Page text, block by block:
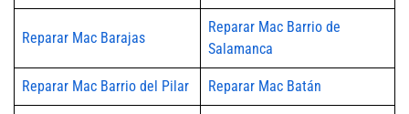
Reparar Mac Barajas
Reparar Mac Barrio de
Salamanca
Reparar Mac Barrio del Pilar Reparar Mac Batán